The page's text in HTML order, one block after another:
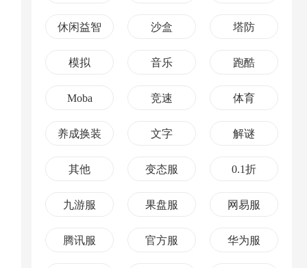
休闲益智 沙盒 塔防
模拟 音乐 跑酷
Moba 竞速 体育
养成换装 文字 解谜
其他 变态服 0.1折
九游服 果盘服 网易服
腾讯服 官方服 华为服